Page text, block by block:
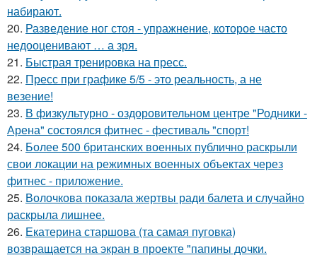
набирают.
20. Разведение ног стоя - упражнение, которое часто
недооценивают … а зря.
21. Быстрая тренировка на пресс.
22. Пресс при графике 5/5 - это реальность, а не
везение!
23. В физкультурно - оздоровительном центре "Родники -
Арена" состоялся фитнес - фестиваль "спорт!
24. Более 500 британских военных публично раскрыли
свои локации на режимных военных объектах через
фитнес - приложение.
25. Волочкова показала жертвы ради балета и случайно
раскрыла лишнее.
26. Екатерина старшова (та самая пуговка)
возвращается на экран в проекте "папины дочки.